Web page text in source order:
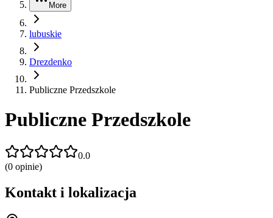
More
lubuskie
Drezdenko
Publiczne Przedszkole
Publiczne Przedszkole
0.0
(0 opinie)
Kontakt i lokalizacja